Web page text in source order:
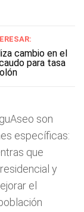
cambio en el
para tasa
son
específicas:
que
y
el